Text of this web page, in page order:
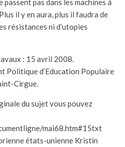
pas dans les machines à
il y en aura, plus il faudra de
résistances ni d’utopies
: 15 avril 2008.
Politique d’Education Populaire
Cirgue.
du sujet vous pouvez
mai68.htm#15txt
états-unienne Kristin